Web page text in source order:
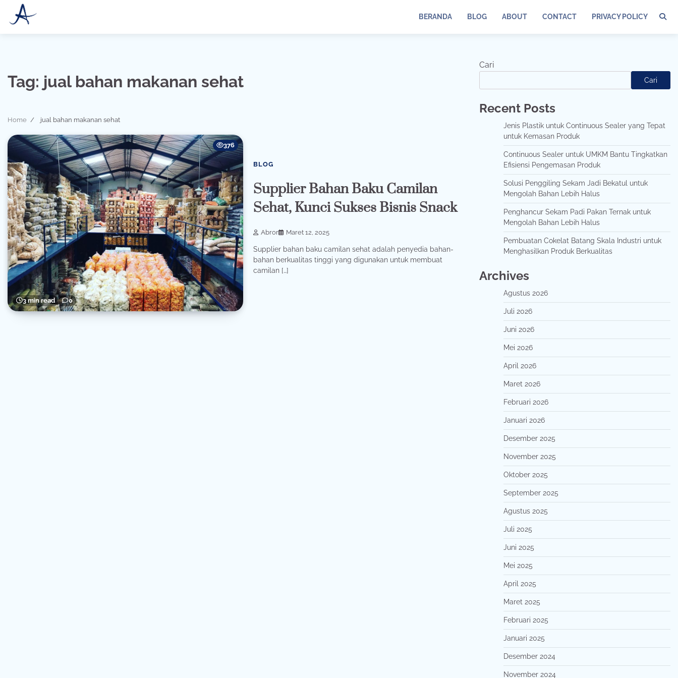
BERANDA BLOG ABOUT CONTACT PRIVACY POLICY
Tag: jual bahan makanan sehat
Home jual bahan makanan sehat
3 min read 0
376
BLOG
Supplier Bahan Baku Camilan
Sehat, Kunci Sukses Bisnis Snack
Abror Maret 12, 2025
Supplier bahan baku camilan sehat adalah penyedia bahan-
bahan berkualitas tinggi yang digunakan untuk membuat
camilan […]
Cari
Cari
Recent Posts
Jenis Plastik untuk Continuous Sealer yang Tepat
untuk Kemasan Produk
Continuous Sealer untuk UMKM Bantu Tingkatkan
Efisiensi Pengemasan Produk
Solusi Penggiling Sekam Jadi Bekatul untuk
Mengolah Bahan Lebih Halus
Penghancur Sekam Padi Pakan Ternak untuk
Mengolah Bahan Lebih Halus
Pembuatan Cokelat Batang Skala Industri untuk
Menghasilkan Produk Berkualitas
Archives
Agustus 2026
Juli 2026
Juni 2026
Mei 2026
April 2026
Maret 2026
Februari 2026
Januari 2026
Desember 2025
November 2025
Oktober 2025
September 2025
Agustus 2025
Juli 2025
Juni 2025
Mei 2025
April 2025
Maret 2025
Februari 2025
Januari 2025
Desember 2024
November 2024